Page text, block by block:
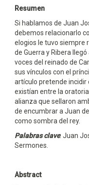
Resumen
Si hablamos de Juan
debemos relacionarlo
elogios le tuvo siempre
de Guerra y Ribera
voces del reinado de
sus vínculos con el
artículo pretende incidir
existían entre la
alianza que sellaron
de encumbrar a Juan
como sombra del rey.
Palabras clave: Juan
Sermones.
Abstract